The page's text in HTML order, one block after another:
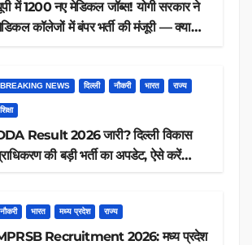
में 1200 नए मेडिकल जॉब्स! योगी सरकार ने
कॉलेजों में बंपर भर्ती की मंजूरी — क्या
BREAKING NEWS दिल्ली नौकरी भारत राज्य
शिक्षा
Result 2026 जारी? दिल्ली विकास
की बड़ी भर्ती का अपडेट, ऐसे करें
नौकरी भारत मध्य प्रदेश राज्य
Recruitment 2026: मध्य प्रदेश